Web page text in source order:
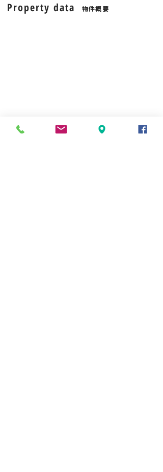
Property data 物件概要